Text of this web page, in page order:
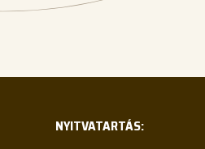
NYITVATARTÁS: